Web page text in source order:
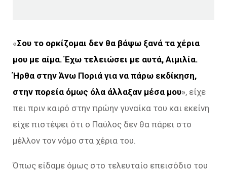
«Σου το ορκίζομαι δεν θα βάψω ξανά τα χέρια
μου με αίμα. Έχω τελειώσει με αυτά, Αιμιλία.
Ήρθα στην Άνω Ποριά για να πάρω εκδίκηση,
στην πορεία όμως όλα άλλαξαν μέσα μου», είχε
πει πριν καιρό στην πρώην γυναίκα του και εκείνη
είχε πιστέψει ότι ο Παύλος δεν θα πάρει στο
μέλλον τον νόμο στα χέρια του.
Όπως είδαμε όμως στο τελευταίο επεισόδιο του